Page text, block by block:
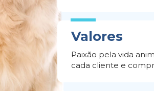
Valores
Paixão pela vida
cada cliente e